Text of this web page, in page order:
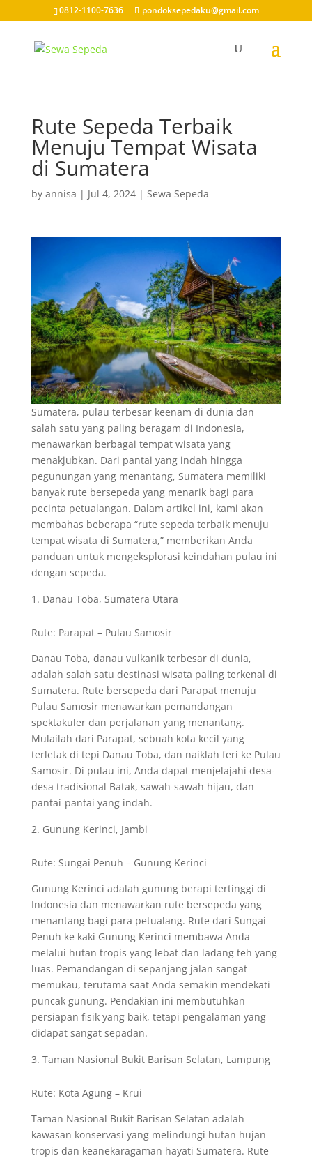
0812-1100-7636 pondoksepedaku@gmail.com
Rute Sepeda Terbaik
Menuju Tempat Wisata
di Sumatera
by annisa | Jul 4, 2024| Sewa Sepeda
Sumatera, pulau terbesar keenam di dunia dan
salah satu yang paling beragam di Indonesia,
menawarkan berbagai tempat wisata yang
menakjubkan. Dari pantai yang indah hingga
pegunungan yang menantang, Sumatera memiliki
banyak rute bersepeda yang menarik bagi para
pecinta petualangan. Dalam artikel ini, kami akan
membahas beberapa “rute sepeda terbaik menuju
tempat wisata di Sumatera,” memberikan Anda
panduan untuk mengeksplorasi keindahan pulau ini
dengan sepeda.
Danau Toba, Sumatera Utara
Rute: Parapat – Pulau Samosir
Danau Toba, danau vulkanik terbesar di dunia,
adalah salah satu destinasi wisata paling terkenal di
Sumatera. Rute bersepeda dari Parapat menuju
Pulau Samosir menawarkan pemandangan
spektakuler dan perjalanan yang menantang.
Mulailah dari Parapat, sebuah kota kecil yang
terletak di tepi Danau Toba, dan naiklah feri ke Pulau
Samosir. Di pulau ini, Anda dapat menjelajahi desa-
desa tradisional Batak, sawah-sawah hijau, dan
pantai-pantai yang indah.
Gunung Kerinci, Jambi
Rute: Sungai Penuh – Gunung Kerinci
Gunung Kerinci adalah gunung berapi tertinggi di
Indonesia dan menawarkan rute bersepeda yang
menantang bagi para petualang. Rute dari Sungai
Penuh ke kaki Gunung Kerinci membawa Anda
melalui hutan tropis yang lebat dan ladang teh yang
luas. Pemandangan di sepanjang jalan sangat
memukau, terutama saat Anda semakin mendekati
puncak gunung. Pendakian ini membutuhkan
persiapan fisik yang baik, tetapi pengalaman yang
didapat sangat sepadan.
Taman Nasional Bukit Barisan Selatan, Lampung
Rute: Kota Agung – Krui
Taman Nasional Bukit Barisan Selatan adalah
kawasan konservasi yang melindungi hutan hujan
tropis dan keanekaragaman hayati Sumatera. Rute